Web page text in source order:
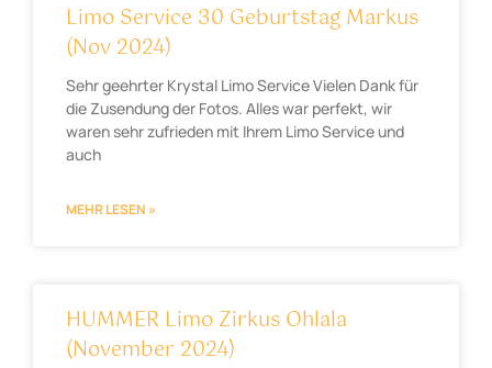
Limo Service 30 Geburtstag Markus
(Nov 2024)
Sehr geehrter Krystal Limo Service Vielen Dank für
die Zusendung der Fotos. Alles war perfekt, wir
waren sehr zufrieden mit Ihrem Limo Service und
auch
MEHR LESEN »
HUMMER Limo Zirkus Ohlala
(November 2024)